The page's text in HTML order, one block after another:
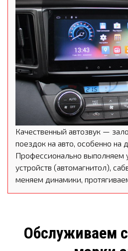
Качественный автозвук —
поездок на авто, особенно на
Профессионально выполняем
устройств (автомагнитол),
меняем динамики,
Обслуживаем